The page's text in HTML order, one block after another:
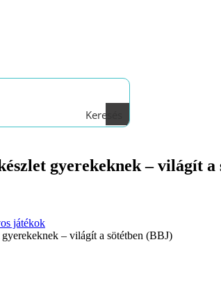
Keresés
gyerekeknek – világít a
játékok
– világít a sötétben (BBJ)